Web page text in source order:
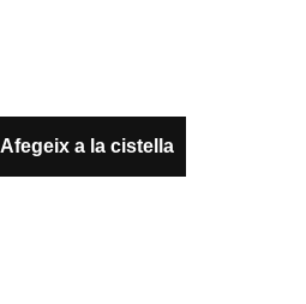
Afegeix a la cistella